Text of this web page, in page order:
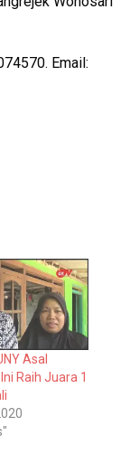
Email:
Asal
Raih Juara 1